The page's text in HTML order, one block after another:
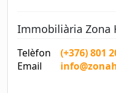
Immobiliària Zona
Telèfon
(+376) 801
Email